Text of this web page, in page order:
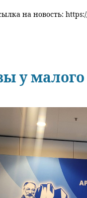
на новость:
у